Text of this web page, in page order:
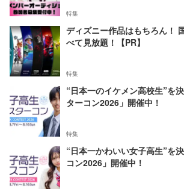
特集
ディズニー作品はもちろん！
べて見放題！【PR】
特集
“日本一のイケメン高校生”を
ターコン2026」開催中！
特集
“日本一かわいい女子高生”を
コン2026」開催中！